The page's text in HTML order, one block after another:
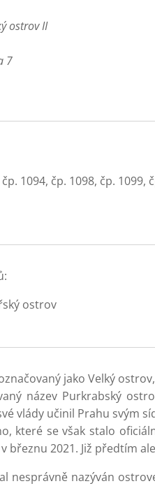
ostrov II
7
1094, čp. 1098, čp. 1099,
ostrov
jako Velký
název Purkrabský
vlády učinil Prahu svým
které se však stalo
březnu 2021. Již předtím
nesprávně nazýván